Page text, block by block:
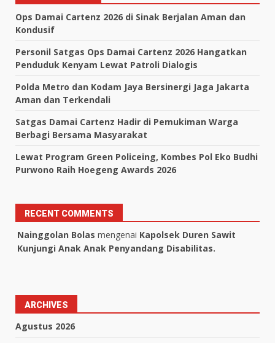
Ops Damai Cartenz 2026 di Sinak Berjalan Aman dan
Kondusif
Personil Satgas Ops Damai Cartenz 2026 Hangatkan
Penduduk Kenyam Lewat Patroli Dialogis
Polda Metro dan Kodam Jaya Bersinergi Jaga Jakarta
Aman dan Terkendali
Satgas Damai Cartenz Hadir di Pemukiman Warga
Berbagi Bersama Masyarakat
Lewat Program Green Policeing, Kombes Pol Eko Budhi
Purwono Raih Hoegeng Awards 2026
RECENT COMMENTS
Nainggolan Bolas mengenai Kapolsek Duren Sawit
Kunjungi Anak Anak Penyandang Disabilitas.
ARCHIVES
Agustus 2026